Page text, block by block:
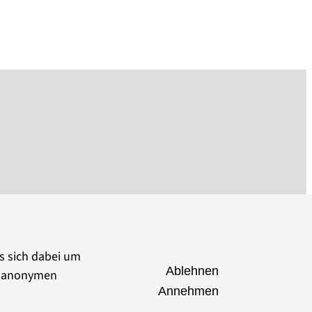
sich dabei um
Ablehnen
Annehmen